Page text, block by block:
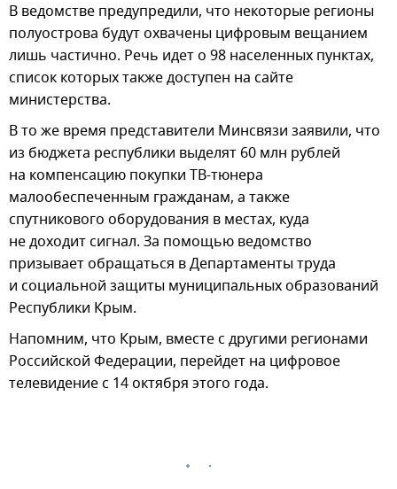
В ведомстве предупредили, что некоторые регионы
полуострова будут охвачены цифровым вещанием
лишь частично. Речь идет о 98 населенных пунктах,
список которых также доступен на сайте
министерства.
В то же время представители Минсвязи заявили, что
из бюджета республики выделят 60 млн рублей
на компенсацию покупки ТВ-тюнера
малообеспеченным гражданам, а также
спутникового оборудования в местах, куда
не доходит сигнал. За помощью ведомство
призывает обращаться в Департаменты труда
и социальной защиты муниципальных образований
Республики Крым.
Напомним, что Крым, вместе с другими регионами
Российской Федерации, перейдет на цифровое
телевидение с 14 октября этого года.